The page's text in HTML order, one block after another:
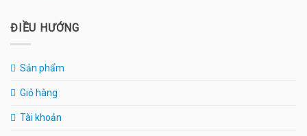
ĐIỀU HƯỚNG
Sản phẩm
Giỏ hàng
Tài khoản